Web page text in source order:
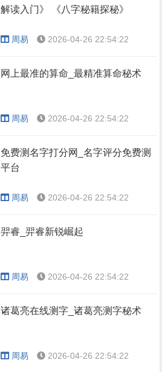
解读入门》 《八字秘籍探秘》
周易 2026-04-26 22:54:22
网上最准的算命_最精准算命秘术
周易 2026-04-26 22:54:22
免费测名字打分网_名字评分免费测
平台
周易 2026-04-26 22:54:22
羿睿_羿睿新锐崛起
周易 2026-04-26 22:54:22
诸葛亮在线测字_诸葛亮测字秘术
周易 2026-04-26 22:54:22